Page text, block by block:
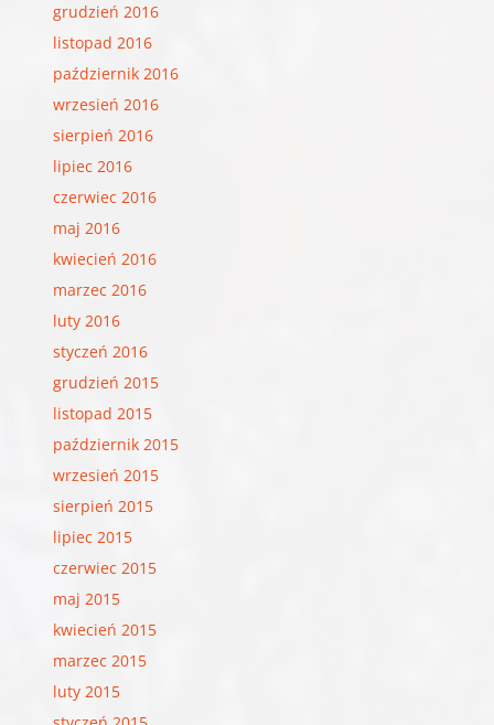
grudzień 2016
listopad 2016
październik 2016
wrzesień 2016
sierpień 2016
lipiec 2016
czerwiec 2016
maj 2016
kwiecień 2016
marzec 2016
luty 2016
styczeń 2016
grudzień 2015
listopad 2015
październik 2015
wrzesień 2015
sierpień 2015
lipiec 2015
czerwiec 2015
maj 2015
kwiecień 2015
marzec 2015
luty 2015